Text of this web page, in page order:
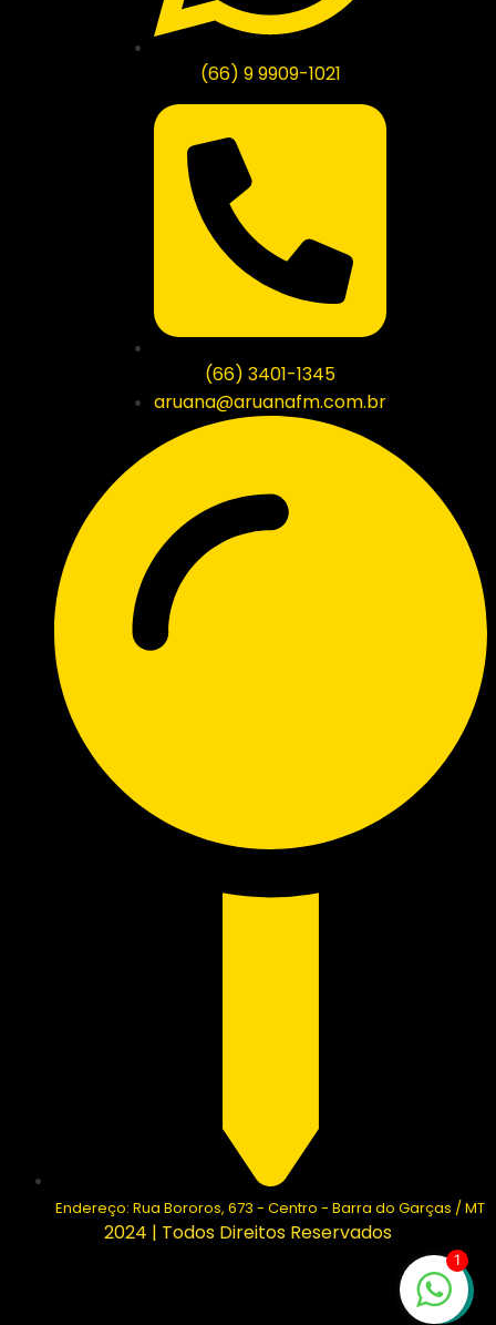
(66) 9 9909-1021
(66) 3401-1345
aruana@aruanafm.com.br
Endereço: Rua Bororos, 673 - Centro - Barra do Garças / MT
2024 | Todos Direitos Reservados
1